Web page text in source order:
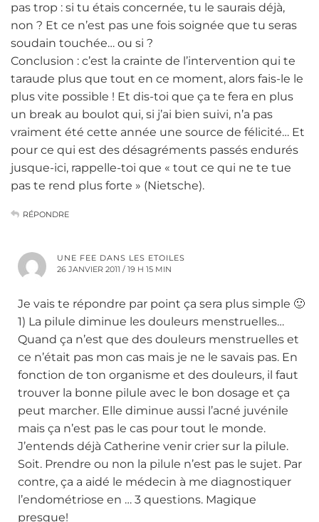
pas trop : si tu étais concernée, tu le saurais déjà,
non ? Et ce n’est pas une fois soignée que tu seras
soudain touchée… ou si ?
Conclusion : c’est la crainte de l’intervention qui te
taraude plus que tout en ce moment, alors fais-le le
plus vite possible ! Et dis-toi que ça te fera en plus
un break au boulot qui, si j’ai bien suivi, n’a pas
vraiment été cette année une source de félicité… Et
pour ce qui est des désagréments passés endurés
jusque-ici, rappelle-toi que « tout ce qui ne te tue
pas te rend plus forte » (Nietsche).
RÉPONDRE
UNE FEE DANS LES ETOILES
26 JANVIER 2011 / 19 H 15 MIN
Je vais te répondre par point ça sera plus simple 🙂
1) La pilule diminue les douleurs menstruelles…
Quand ça n’est que des douleurs menstruelles et
ce n’était pas mon cas mais je ne le savais pas. En
fonction de ton organisme et des douleurs, il faut
trouver la bonne pilule avec le bon dosage et ça
peut marcher. Elle diminue aussi l’acné juvénile
mais ça n’est pas le cas pour tout le monde.
J’entends déjà Catherine venir crier sur la pilule.
Soit. Prendre ou non la pilule n’est pas le sujet. Par
contre, ça a aidé le médecin à me diagnostiquer
l’endométriose en … 3 questions. Magique
presque!